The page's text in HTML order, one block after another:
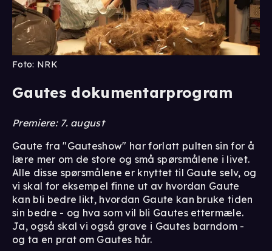
Foto: NRK
Gautes dokumentarprogram
Premiere: 7. august
Gaute fra "Gauteshow" har forlatt pulten sin for å
lære mer om de store og små spørsmålene i livet.
Alle disse spørsmålene er knyttet til Gaute selv, og
vi skal for eksempel finne ut av hvordan Gaute
kan bli bedre likt, hvordan Gaute kan bruke tiden
sin bedre - og hva som vil bli Gautes ettermæle.
Ja, også skal vi også grave i Gautes barndom -
og ta en prat om Gautes hår.